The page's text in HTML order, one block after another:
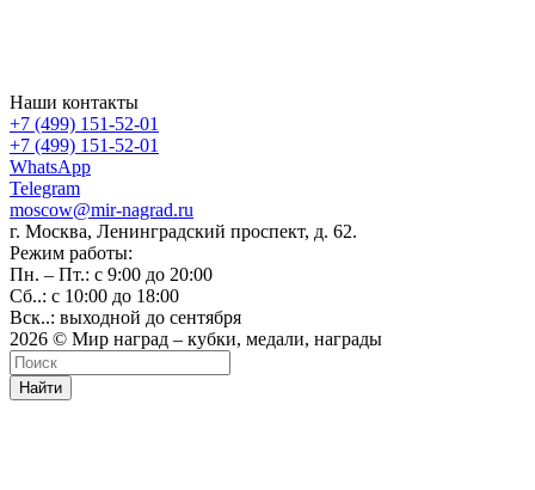
Наши контакты
+7 (499) 151-52-01
+7 (499) 151-52-01
WhatsApp
Telegram
moscow@mir-nagrad.ru
г. Москва, Ленинградский проспект, д. 62.
Режим работы:
Пн. – Пт.: с 9:00 до 20:00
Сб..: с 10:00 до 18:00
Вск..: выходной до сентября
2026 © Мир наград – кубки, медали, награды
Найти